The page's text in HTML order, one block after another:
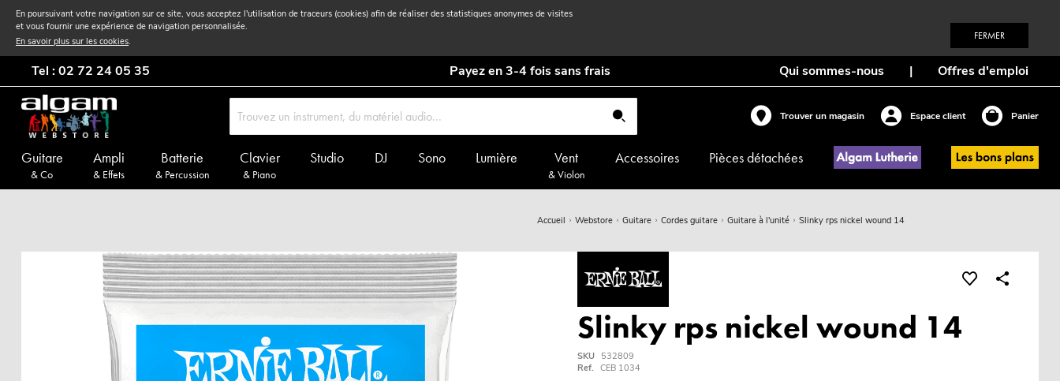
En poursuivant votre navigation sur ce site, vous acceptez l'utilisation de traceurs (cookies) afin de réaliser des statistiques anonymes de visites
et vous fournir une expérience de navigation personnalisée.
En savoir plus sur les cookies. FERMER
Tel : 02 72 24 05 35 Payez en 3-4 fois sans frais Qui sommes-nous | Offres d'emploi
Trouver un magasin Espace client Panier
Guitare
& Co
Ampli
& Effets
Batterie
& Percussion
Clavier
& Piano
Studio DJ Sono Lumière Vent
& Violon
Accessoires Pièces détachées
Accueil Webstore Guitare Cordes guitare Guitare à l'unité Slinky rps nickel wound 14
Slinky rps nickel wound 14
SKU 532809
Ref. CEB 1034